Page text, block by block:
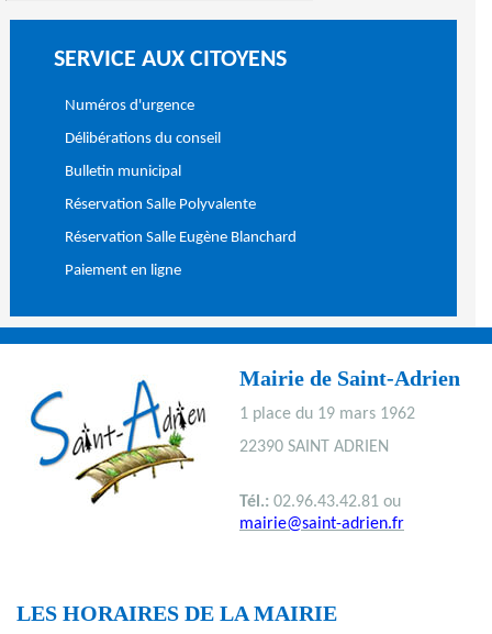
SERVICE AUX CITOYENS
Numéros d'urgence
Délibérations du conseil
Bulletin municipal
Réservation Salle Polyvalente
Réservation Salle Eugène Blanchard
Paiement en ligne
Mairie de Saint-Adrien
1 place du 19 mars 1962
22390 SAINT ADRIEN
Tél.: 02.96.43.42.81 ou
mairie@saint-adrien.fr
LES HORAIRES DE LA MAIRIE